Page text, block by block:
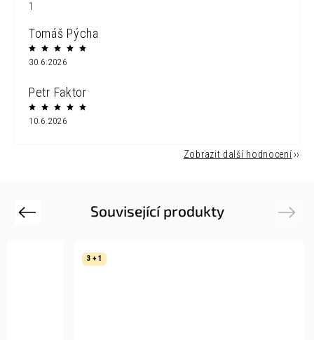
1
Tomáš Pýcha
30.6.2026
Petr Faktor
10.6.2026
Zobrazit další hodnocení
Související produkty
Previous
3 + 1
Next